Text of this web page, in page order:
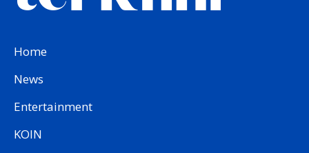
Home
News
Entertainment
KOIN